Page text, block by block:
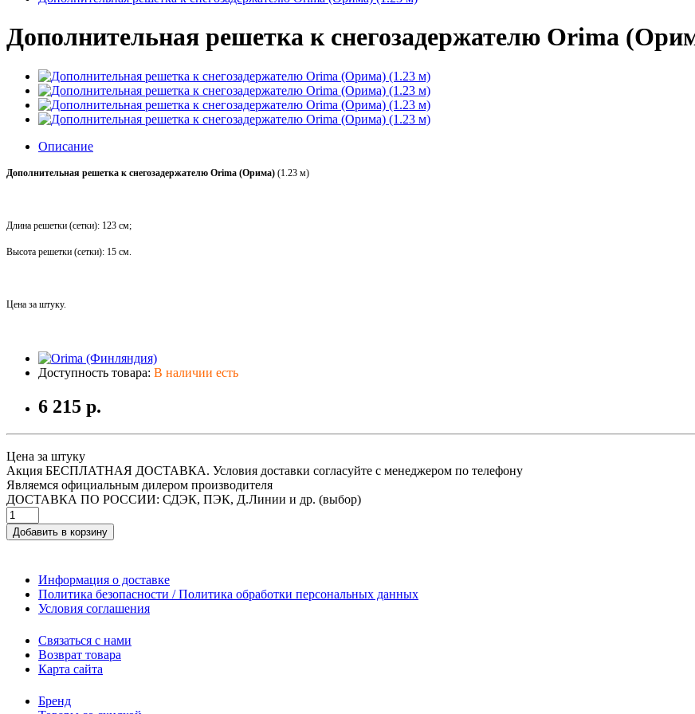
Дополнительная решетка к снегозадержателю Orima
Описание
Дополнительная решетка к снегозадержателю Orima (Орима) (1.23 м)
Длина решетки (сетки): 123 см;
Высота решетки (сетки): 15 см.
Цена за штуку.
Доступность товара: В наличии есть
6 215 р.
Цена за штуку
Акция БЕСПЛАТНАЯ ДОСТАВКА. Условия доставки согласуйте с менеджером по телефону
Являемся официальным дилером производителя
ДОСТАВКА ПО РОССИИ: СДЭК, ПЭК, Д.Линии и др. (выбор)
Добавить в корзину
Информация о доставке
Политика безопасности / Политика обработки персональных данных
Условия соглашения
Связаться с нами
Возврат товара
Карта сайта
Бренд